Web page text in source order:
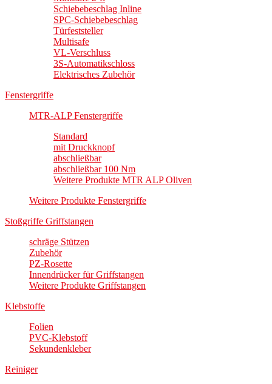
Schiebebeschlag Inline
SPC-Schiebebeschlag
Türfeststeller
Multisafe
VL-Verschluss
3S-Automatikschloss
Elektrisches Zubehör
Fenstergriffe
MTR-ALP Fenstergriffe
Standard
mit Druckknopf
abschließbar
abschließbar 100 Nm
Weitere Produkte MTR ALP Oliven
Weitere Produkte Fenstergriffe
Stoßgriffe Griffstangen
schräge Stützen
Zubehör
PZ-Rosette
Innendrücker für Griffstangen
Weitere Produkte Griffstangen
Klebstoffe
Folien
PVC-Klebstoff
Sekundenkleber
Reiniger